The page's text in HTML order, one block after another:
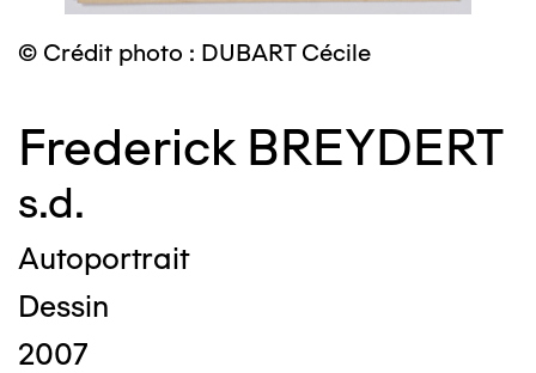
© Crédit photo : DUBART Cécile
Frederick BREYDERT
s.d.
Autoportrait
Dessin
2007